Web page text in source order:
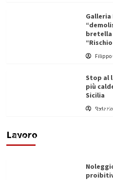
Galleria
bretella
Filippo
Stop al
più
Sicilia
Lavoro
Vino in Italia: il giro
Filippo Cardinale